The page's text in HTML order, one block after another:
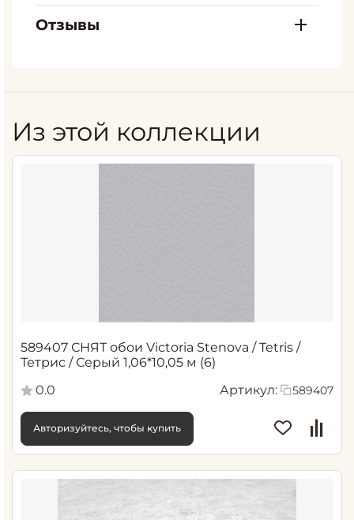
Отзывы
Из этой коллекции
589407 СНЯТ обои Victoria Stenova / Tetris /
Тетрис / Серый 1,06*10,05 м (6)
0.0
Артикул: 589407
Авторизуйтесь, чтобы купить